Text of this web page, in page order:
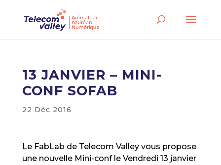
13 JANVIER – MINI-
CONF SOFAB
22 Déc 2016
Le FabLab de Telecom Valley vous propose
une nouvelle Mini-conf le Vendredi 13 janvier